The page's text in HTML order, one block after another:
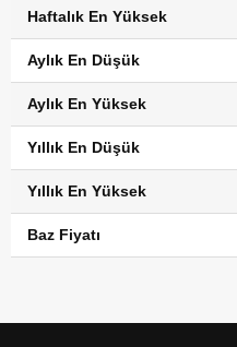
Haftalık En Yüksek
Aylık En Düşük
Aylık En Yüksek
Yıllık En Düşük
Yıllık En Yüksek
Baz Fiyatı